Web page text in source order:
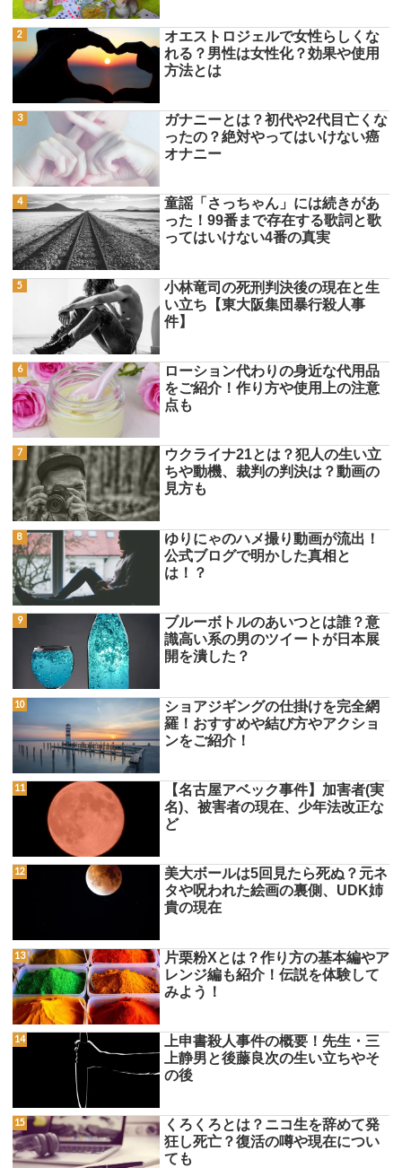
オエストロジェルで女性らしくな
れる？男性は女性化？効果や使用
方法とは
ガナニーとは？初代や2代目亡くな
ったの？絶対やってはいけない癌
オナニー
童謡「さっちゃん」には続きがあ
った！99番まで存在する歌詞と歌
ってはいけない4番の真実
小林竜司の死刑判決後の現在と生
い立ち【東大阪集団暴行殺人事
件】
ローション代わりの身近な代用品
をご紹介！作り方や使用上の注意
点も
ウクライナ21とは？犯人の生い立
ちや動機、裁判の判決は？動画の
見方も
ゆりにゃのハメ撮り動画が流出！
公式ブログで明かした真相と
は！？
ブルーボトルのあいつとは誰？意
識高い系の男のツイートが日本展
開を潰した？
ショアジギングの仕掛けを完全網
羅！おすすめや結び方やアクショ
ンをご紹介！
【名古屋アベック事件】加害者(実
名)、被害者の現在、少年法改正な
ど
美大ボールは5回見たら死ぬ？元ネ
タや呪われた絵画の裏側、UDK姉
貴の現在
片栗粉Xとは？作り方の基本編やア
レンジ編も紹介！伝説を体験して
みよう！
上申書殺人事件の概要！先生・三
上静男と後藤良次の生い立ちやそ
の後
くろくろとは？ニコ生を辞めて発
狂し死亡？復活の噂や現在につい
ても